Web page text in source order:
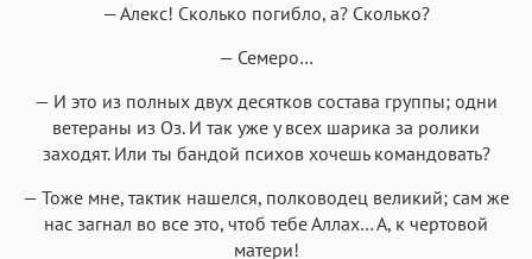
— Алекс! Сколько погибло, а? Сколько?
— Семеро…
— И это из полных двух десятков состава группы; одни
ветераны из Оз. И так уже у всех шарика за ролики
заходят. Или ты бандой психов хочешь командовать?
— Тоже мне, тактик нашелся, полководец великий; сам же
нас загнал во все это, чтоб тебе Аллах… А, к чертовой
матери!